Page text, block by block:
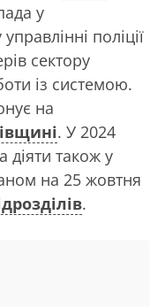
у
поліції
сектору
із системою.
на
. У 2024
діяти також у
на 25 жовтня
.